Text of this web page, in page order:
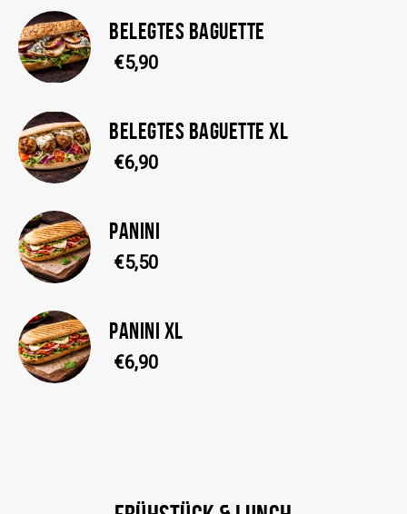
BELEGTES BAGUETTE
€5,90
BELEGTES BAGUETTE XL
€6,90
PANINI
€5,50
PANINI XL
€6,90